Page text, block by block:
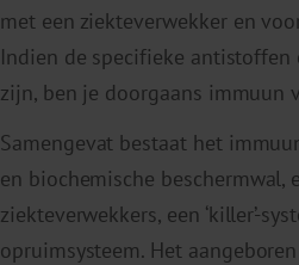
met een ziekteverwekker en
Indien de specifieke antistoffen
zijn, ben je doorgaans immuun
Samengevat bestaat het
en biochemische beschermwal,
ziekteverwekkers, een ‘killer’-
opruimsysteem. Het